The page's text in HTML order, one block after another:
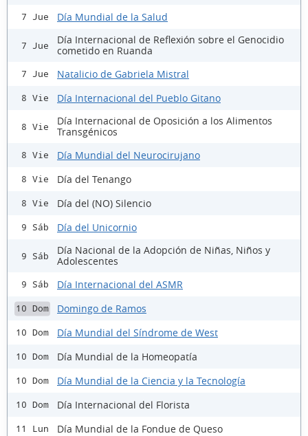
7 Jue Día Mundial de la Salud
7 Jue
Día Internacional de Reflexión sobre el Genocidio
cometido en Ruanda
7 Jue Natalicio de Gabriela Mistral
8 Vie Día Internacional del Pueblo Gitano
8 Vie
Día Internacional de Oposición a los Alimentos
Transgénicos
8 Vie Día Mundial del Neurocirujano
8 Vie Día del Tenango
8 Vie Día del (NO) Silencio
9 Sáb Día del Unicornio
9 Sáb
Día Nacional de la Adopción de Niñas, Niños y
Adolescentes
9 Sáb Día Internacional del ASMR
10 Dom Domingo de Ramos
10 Dom Día Mundial del Síndrome de West
10 Dom Día Mundial de la Homeopatía
10 Dom Día Mundial de la Ciencia y la Tecnología
10 Dom Día Internacional del Florista
11 Lun Día Mundial de la Fondue de Queso